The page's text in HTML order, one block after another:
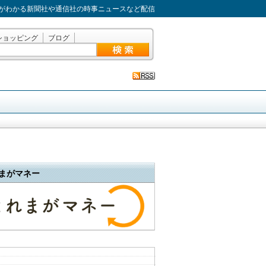
わかる新聞社や通信社の時事ニュースなど配信
ョッピング ブログ
がマネー